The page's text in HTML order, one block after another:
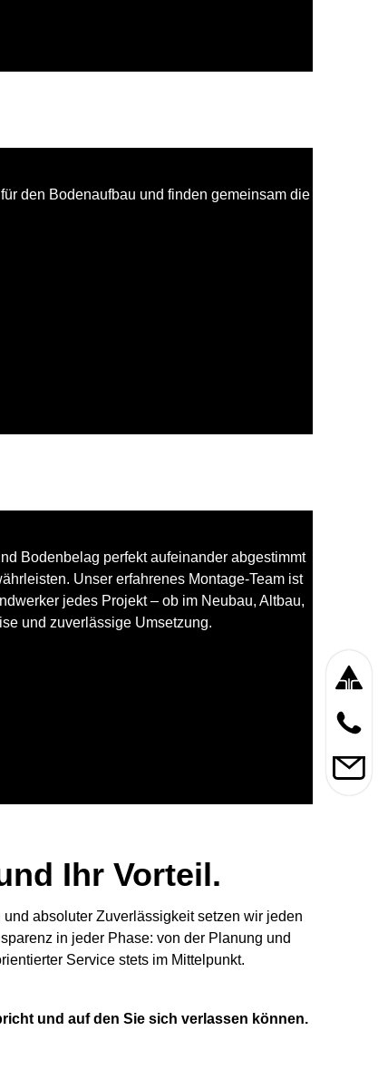
den Bodenaufbau und finden gemeinsam die
Bodenbelag perfekt aufeinander abgestimmt
Unser erfahrenes Montage-Team ist
jedes Projekt – ob im Neubau, Altbau,
und zuverlässige Umsetzung.
Ihr Vorteil.
absoluter Zuverlässigkeit setzen wir jeden
in jeder Phase: von der Planung und
Service stets im Mittelpunkt.
und auf den Sie sich verlassen können.